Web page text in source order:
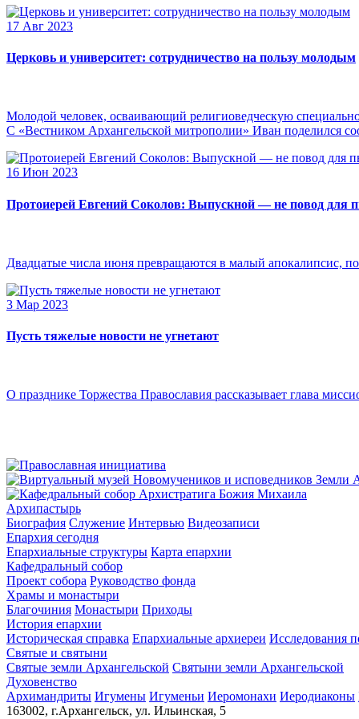
17 Авг 2023
Церковь и университет: сотрудничество на пользу молодым
Молодой человек, осваивающий религиоведческую
С «Вестником Архангельской митрополии» Иван поделился
16 Июн 2023
Протоиерей Евгений Соколов: Выпускной — не повод для
Двадцатые числа июня превращаются в малый апокалипсис,
3 Мар 2023
Пусть тяжелые новости не угнетают
О празднике Торжества Православия рассказывает глава
Архипастырь
Биография Служение Интервью Видеозаписи
Епархия сегодня
Епархиальные структуры Карта епархии
Кафедральный собор
Проект собора Руководство фонда
Храмы и монастыри
Благочиния Монастыри Приходы
История епархии
Историческая справка Епархиальные архиереи Исследования
Святые и святыни
Святые земли Архангельской Святыни земли Архангельской
Духовенство
Архимандриты Игумены Игуменьи Иеромонахи Иеродиаконы
163002, г.Архангельск, ул. Ильинская, 5